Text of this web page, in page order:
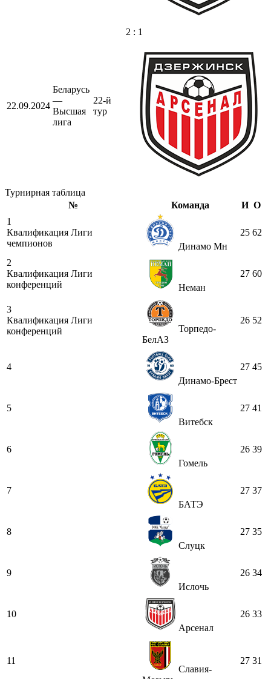
22.09.2024
Беларусь
—
Высшая
лига
22-й
тур
2 : 1
Турнирная таблица
№
Команда И О
1
Квалификация Лиги
чемпионов
Динамо Мн
25 62
2
Квалификация Лиги
конференций
Неман
27 60
3
Квалификация Лиги
конференций
Торпедо-
БелАЗ
26 52
4
Динамо-Брест
27 45
5
Витебск
27 41
6
Гомель
26 39
7
БАТЭ
27 37
8
Слуцк
27 35
9
Ислочь
26 34
10
Арсенал
26 33
11
Славия-
27 31